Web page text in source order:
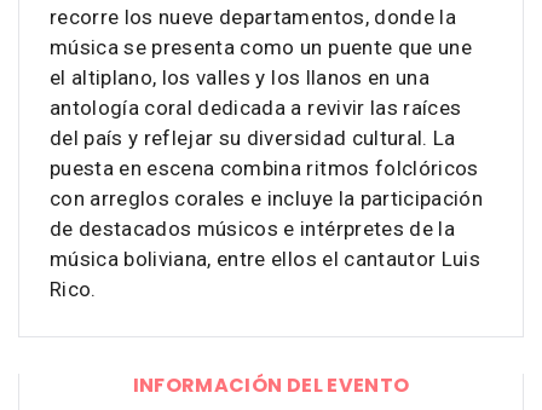
recorre los nueve departamentos, donde la
música se presenta como un puente que une
el altiplano, los valles y los llanos en una
antología coral dedicada a revivir las raíces
del país y reflejar su diversidad cultural. La
puesta en escena combina ritmos folclóricos
con arreglos corales e incluye la participación
de destacados músicos e intérpretes de la
música boliviana, entre ellos el cantautor Luis
Rico.
INFORMACIÓN DEL EVENTO